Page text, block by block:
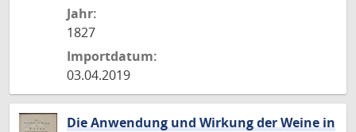
Jahr:
1827
Importdatum:
03.04.2019
Die Anwendung und Wirkung der Weine in